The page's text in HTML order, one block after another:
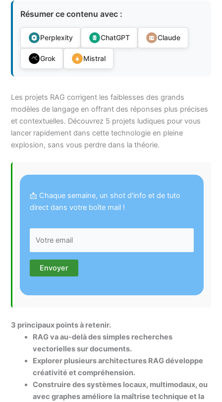
Résumer ce contenu avec :
Perplexity ChatGPT Claude
Grok Mistral
Les projets RAG corrigent les faiblesses des grands
modèles de langage en offrant des réponses plus précises
et contextuelles. Découvrez 5 projets ludiques pour vous
lancer rapidement dans cette technologie en pleine
explosion, sans vous perdre dans la théorie.
📩 Chaque semaine, un shot d'info et de tuto
direct dans votre boîte mail !
3 principaux points à retenir.
RAG va au-delà des simples recherches
vectorielles sur documents.
Explorer plusieurs architectures RAG développe
créativité et compréhension.
Construire des systèmes locaux, multimodaux, ou
avec graphes améliore la maîtrise technique et la